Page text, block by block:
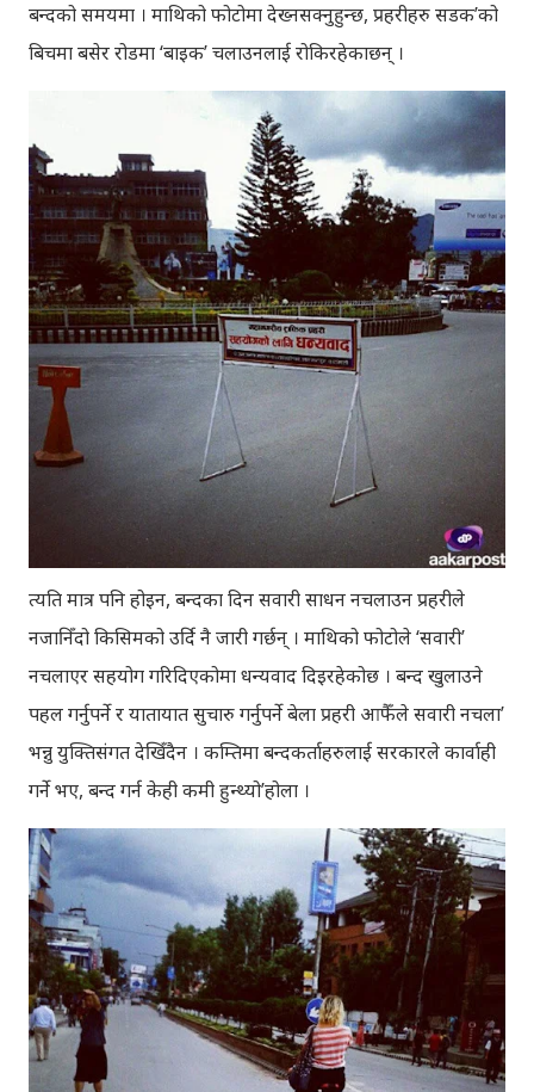
बन्दको समयमा । माथिको फोटोमा देख्नसक्नुहुन्छ, प्रहरीहरु सडक’को
बिचमा बसेर रोडमा ‘बाइक’ चलाउनलाई रोकिरहेकाछन् ।
त्यति मात्र पनि होइन, बन्दका दिन सवारी साधन नचलाउन प्रहरीले
नजानिँदो किसिमको उर्दि नै जारी गर्छन् । माथिको फोटोले ‘सवारी’
नचलाएर सहयोग गरिदिएकोमा धन्यवाद दिइरहेकोछ । बन्द खुलाउने
पहल गर्नुपर्ने र यातायात सुचारु गर्नुपर्ने बेला प्रहरी आफैँले सवारी नचला’
भन्नु युक्तिसंगत देखिँदैन । कम्तिमा बन्दकर्ताहरुलाई सरकारले कार्वाही
गर्ने भए, बन्द गर्न केही कमी हुन्थ्यो’होला ।